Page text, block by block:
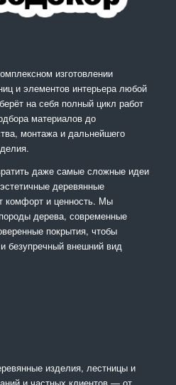
изготовлении
и элементов интерьера любой
на себя полный цикл работ
материалов до
монтажа и дальнейшего
даже самые сложные идеи
деревянные
комфорт и ценность. Мы
дерева, современные
покрытия, чтобы
безупречный внешний вид
изделия, лестницы и